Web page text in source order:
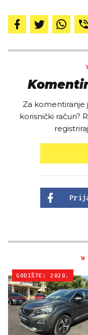
Za komentiranje
korisnički račun?
GODIŠTE: 2020.